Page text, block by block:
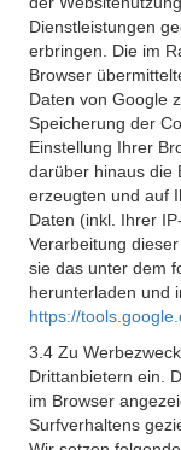
Dienstleistungen
erbringen. Die im
Browser
Daten von Google
Speicherung der
Einstellung Ihrer
darüber hinaus die
erzeugten und auf
Daten (inkl. Ihrer
Verarbeitung
sie das unter dem
herunterladen und
https://
3.4 Zu
Drittanbietern ein.
im Browser
Surfverhaltens